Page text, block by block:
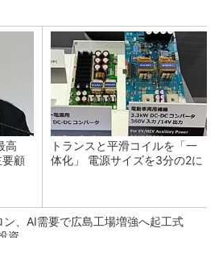
高
顧
トランスと平滑コイルを「一
体化」 電源サイズを3分の2に
ン、AI需要で広島工場増強へ起工式
資